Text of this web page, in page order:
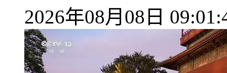
2026年08月08日